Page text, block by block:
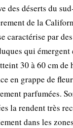
des déserts du
de la
caractérise par
qui
30 à 60 cm de
en grappe de
parfumées.
la rendent très
dans les